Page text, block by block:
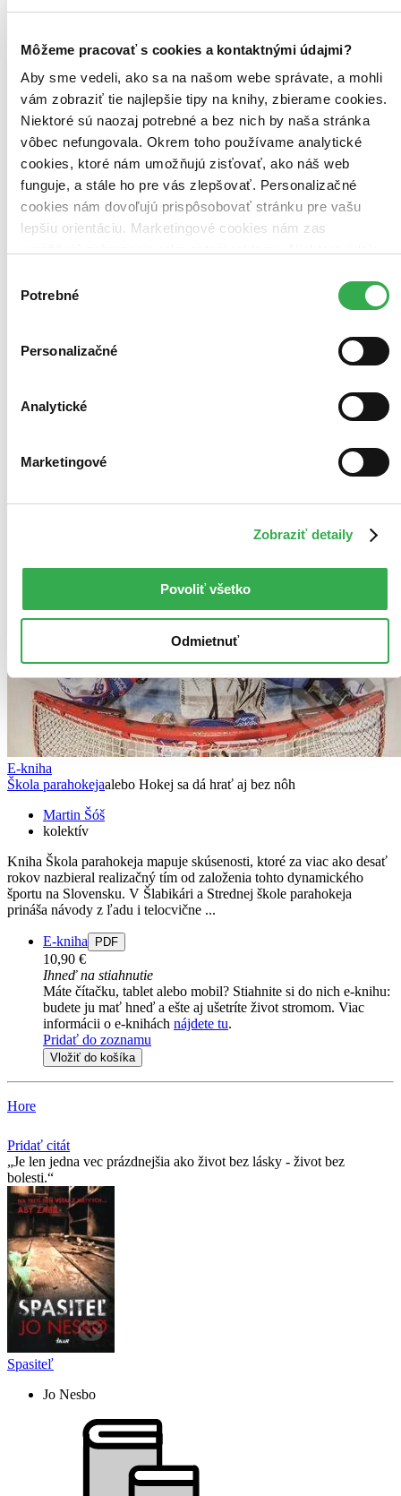
Môžeme pracovať s cookies a kontaktnými údajmi?
Aby sme vedeli, ako sa na našom webe správate, a mohli
vám zobraziť tie najlepšie tipy na knihy, zbierame cookies.
Niektoré sú naozaj potrebné a bez nich by naša stránka
vôbec nefungovala. Okrem toho používame analytické
cookies, ktoré nám umožňujú zisťovať, ako náš web
funguje, a stále ho pre vás zlepšovať. Personalizačné
cookies nám dovoľujú prispôsobovať stránku pre vašu
lepšiu orientáciu. Marketingové cookies nám zas
keby sme mohli používať všetky tieto cookies. Ďakujeme!
súhlasu
Potrebné
Personalizačné
Analytické
Marketingové
Zobraziť detaily
Povoliť všetko
Odmietnuť
Top hodnotené
Novinky
Najdrahšie
Najvyššia zľava
E-kniha
Škola parahokejaalebo Hokej sa dá hrať aj bez nôh
Martin Šóš
kolektív
Kniha Škola parahokeja mapuje skúsenosti, ktoré za viac ako desať
rokov nazbieral realizačný tím od založenia tohto dynamického
športu na Slovensku. V Šlabikári a Strednej škole parahokeja
prináša návody z ľadu i telocvične ...
E-kniha PDF
10,90 €
Ihneď na stiahnutie
Máte čítačku, tablet alebo mobil? Stiahnite si do nich e-knihu:
budete ju mať hneď a ešte aj ušetríte život stromom. Viac
informácii o e-knihách nájdete tu.
Pridať do zoznamu
Vložiť do košíka
Hore
Pridať citát
Je len jedna vec prázdnejšia ako život bez lásky - život bez
bolesti.
Spasiteľ
Jo Nesbo